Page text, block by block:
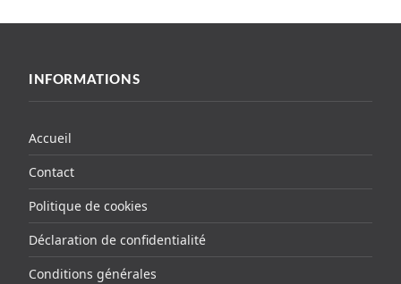
INFORMATIONS
Accueil
Contact
Politique de cookies
Déclaration de confidentialité
Conditions générales